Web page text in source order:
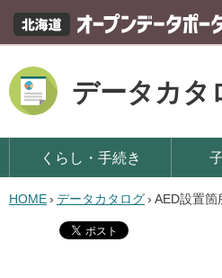
データカタ
くらし・手続き
HOME› データカタログ› AED設置箇